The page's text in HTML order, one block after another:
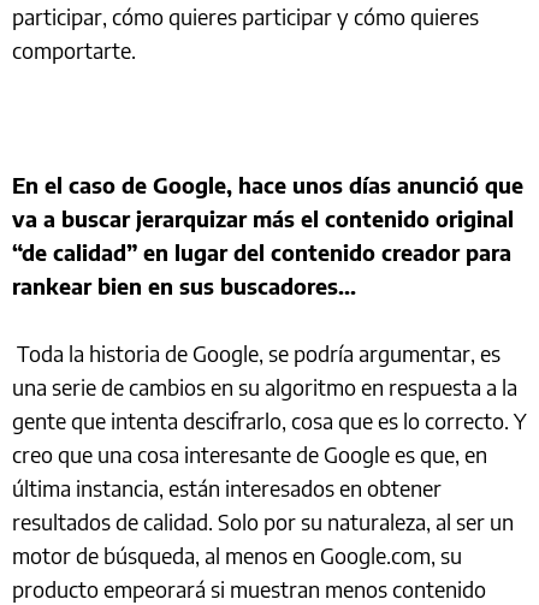
participar, cómo quieres participar y cómo quieres
comportarte.
En el caso de Google, hace unos días anunció que
va a buscar jerarquizar más el contenido original
“de calidad” en lugar del contenido creador para
rankear bien en sus buscadores...
Toda la historia de Google, se podría argumentar, es
una serie de cambios en su algoritmo en respuesta a la
gente que intenta descifrarlo, cosa que es lo correcto. Y
creo que una cosa interesante de Google es que, en
última instancia, están interesados en obtener
resultados de calidad. Solo por su naturaleza, al ser un
motor de búsqueda, al menos en Google.com, su
producto empeorará si muestran menos contenido